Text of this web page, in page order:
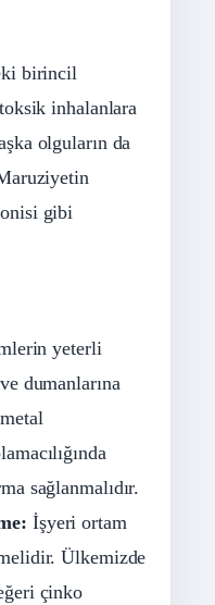
birincil
inhalanlara
olguların da
gibi
yeterli
dumanlarına
sağlanmalıdır.
İşyeri ortam
Ülkemizde
çinko